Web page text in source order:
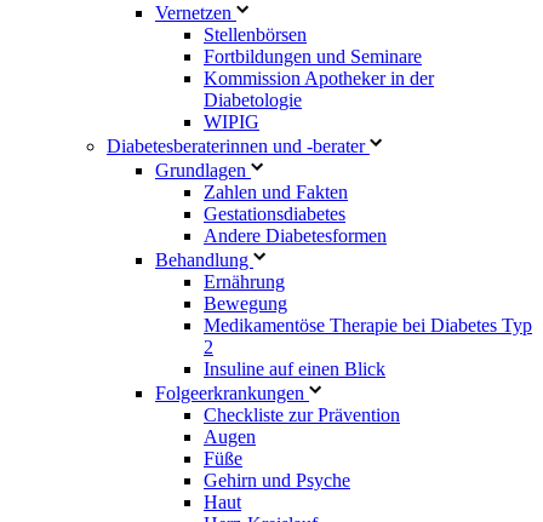
Vernetzen
Stellenbörsen
Fortbildungen und Seminare
Kommission Apotheker in der
Diabetologie
WIPIG
Diabetesberaterinnen und -berater
Grundlagen
Zahlen und Fakten
Gestationsdiabetes
Andere Diabetesformen
Behandlung
Ernährung
Bewegung
Medikamentöse Therapie bei Diabetes Typ
2
Insuline auf einen Blick
Folgeerkrankungen
Checkliste zur Prävention
Augen
Füße
Gehirn und Psyche
Haut